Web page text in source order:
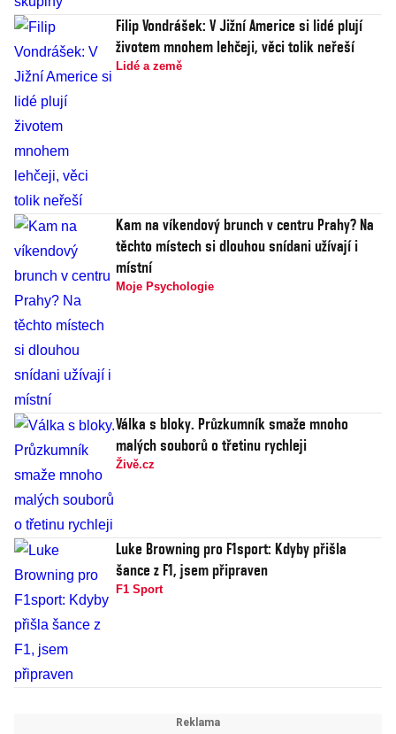
Filip Vondrášek: V Jižní Americe si lidé plují
životem mnohem lehčeji, věci tolik neřeší
Lidé a země
Kam na víkendový brunch v centru Prahy? Na
těchto místech si dlouhou snídani užívají i
místní
Moje Psychologie
Válka s bloky. Průzkumník smaže mnoho
malých souborů o třetinu rychleji
Živě.cz
Luke Browning pro F1sport: Kdyby přišla
šance z F1, jsem připraven
F1 Sport